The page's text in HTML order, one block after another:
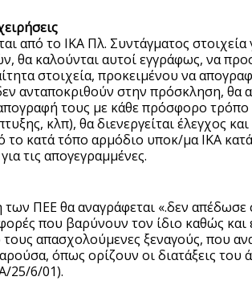
από το ΙΚΑ Πλ. Συντάγματος
θα καλούνται αυτοί εγγράφως, να
στοιχεία, προκειμένου να
ανταποκριθούν στην πρόσκληση, θα
απογραφή τους με κάθε πρόσφορο
κλπ), θα διενεργείται έλεγχος
το κατά τόπο αρμόδιο υποκ/μα ΙΚΑ
τις απογεγραμμένες.
των ΠΕΕ θα αναγράφεται «.δεν απέδωσε
που βαρύνουν τον ίδιο καθώς και
απασχολούμενες ξεναγούς, που
όπως ορίζουν οι διατάξεις του
25/6/01).